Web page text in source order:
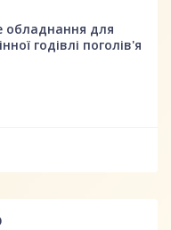
обладнання для
годівлі поголів'я